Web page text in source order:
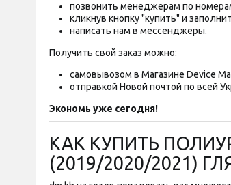
позвонить менеджерам по
кликнув кнопку "купить" и
написать нам в мессенджеры.
Получить свой заказ можно:
самовывозом в Магазине Device
отправкой Новой почтой по всей
Экономь уже сегодня!
КАК КУПИТЬ
(2019/2020/2021)